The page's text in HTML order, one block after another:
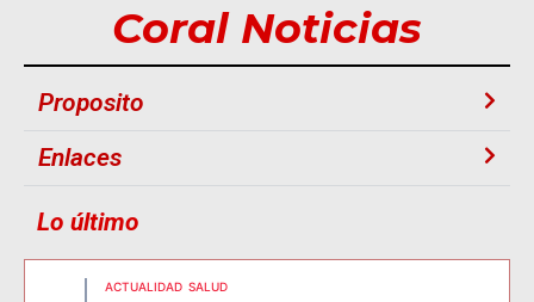
Coral Noticias
Proposito
Enlaces
Lo último
ACTUALIDAD SALUD